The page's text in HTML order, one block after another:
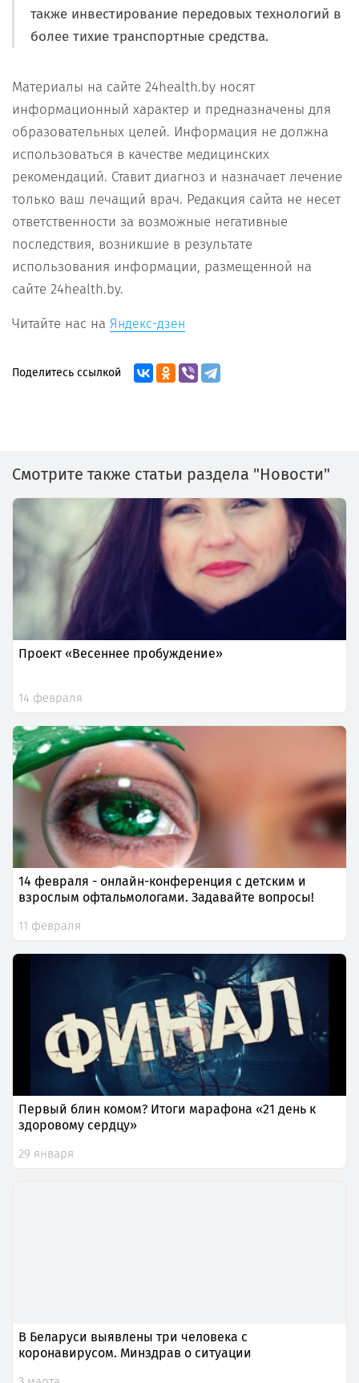
также инвестирование передовых технологий в
более тихие транспортные средства.
Материалы на сайте 24health.by носят
информационный характер и предназначены для
образовательных целей. Информация не должна
использоваться в качестве медицинских
рекомендаций. Ставит диагноз и назначает лечение
только ваш лечащий врач. Редакция сайта не несет
ответственности за возможные негативные
последствия, возникшие в результате
использования информации, размещенной на
сайте 24health.by.
Читайте нас на Яндекс-дзен
Поделитесь ссылкой
Смотрите также статьи раздела "Новости"
Проект «Весеннее пробуждение»
14 февраля
14 февраля - онлайн-конференция с детским и
взрослым офтальмологами. Задавайте вопросы!
11 февраля
Первый блин комом? Итоги марафона «21 день к
здоровому сердцу»
29 января
В Беларуси выявлены три человека с
коронавирусом. Минздрав о ситуации